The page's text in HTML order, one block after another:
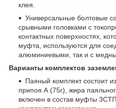
клея.
Универсальные болтовые
срывными головками с
контактных поверхностях,
муфта, используются для
алюминиевыми, так и с
Варианты комплектов
Паяный комплект состоит
припоя А (75г), жира
включен в состав муфты